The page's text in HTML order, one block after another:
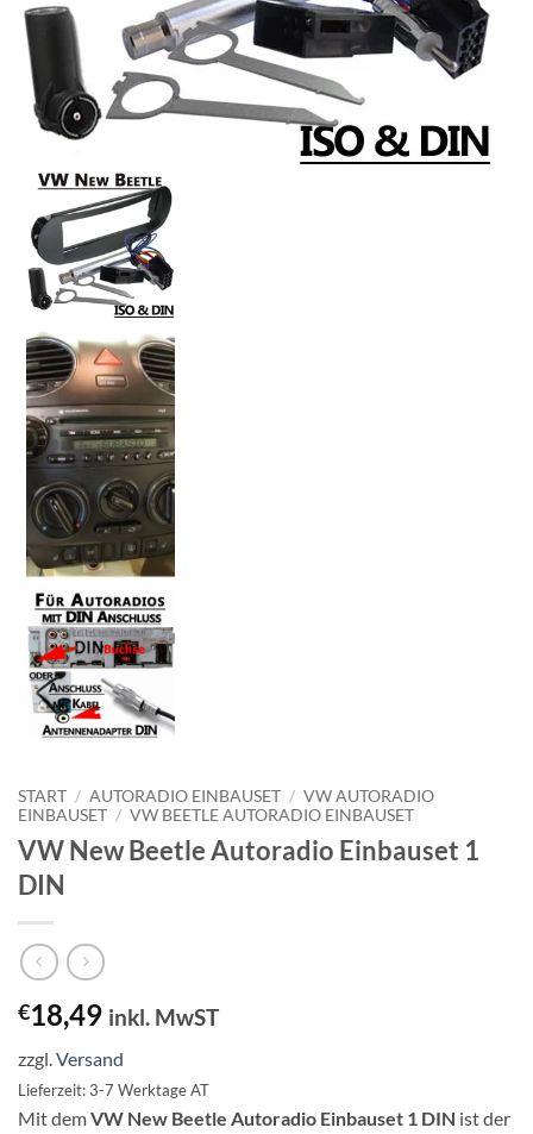
START / AUTORADIO EINBAUSET / VW AUTORADIO
EINBAUSET / VW BEETLE AUTORADIO EINBAUSET
VW New Beetle Autoradio Einbauset 1
DIN
€18,49 inkl. MwST
zzgl. Versand
Lieferzeit: 3-7 Werktage AT
Mit demVW New Beetle Autoradio Einbauset 1 DIN ist der